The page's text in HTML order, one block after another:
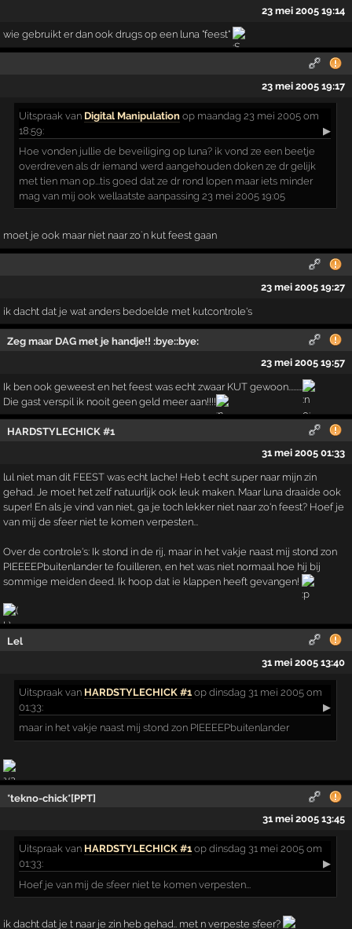
23 mei 2005 19:14
wie gebruikt er dan ook drugs op een luna "feest"
23 mei 2005 19:17
Uitspraak van Digital Manipulation op maandag 23 mei 2005 om
18:59:
▶
Hoe vonden jullie de beveiliging op luna? ik vond ze een beetje
overdreven als dr iemand werd aangehouden doken ze dr gelijk
met tien man op...tis goed dat ze dr rond lopen maar iets minder
mag van mij ook wellaatste aanpassing 23 mei 2005 19:05
moet je ook maar niet naar zo`n kut feest gaan
23 mei 2005 19:27
ik dacht dat je wat anders bedoelde met kutcontrole's
Zeg maar DAG met je handje!! :bye::bye:
23 mei 2005 19:57
Ik ben ook geweest en het feest was echt zwaar KUT gewoon.........
Die gast verspil ik nooit geen geld meer aan!!!!
HARDSTYLECHICK #1
31 mei 2005 01:33
lul niet man dit FEEST was echt lache! Heb t echt super naar mijn zin
gehad. Je moet het zelf natuurlijk ook leuk maken. Maar luna draaide ook
super! En als je vind van niet, ga je toch lekker niet naar zo'n feest? Hoef je
van mij de sfeer niet te komen verpesten...
Over de controle's: Ik stond in de rij, maar in het vakje naast mij stond zon
PIEEEEPbuitenlander te fouilleren, en het was niet normaal hoe hij bij
sommige meiden deed. Ik hoop dat ie klappen heeft gevangen!
Lel
31 mei 2005 13:40
Uitspraak van HARDSTYLECHICK #1 op dinsdag 31 mei 2005 om
01:33:
▶
maar in het vakje naast mij stond zon PIEEEEPbuitenlander
*tekno-chick*[PPT]
31 mei 2005 13:45
Uitspraak van HARDSTYLECHICK #1op dinsdag 31 mei 2005 om
01:33:
▶
Hoef je van mij de sfeer niet te komen verpesten...
ik dacht dat je t naar je zin heb gehad.. met n verpeste sfeer?